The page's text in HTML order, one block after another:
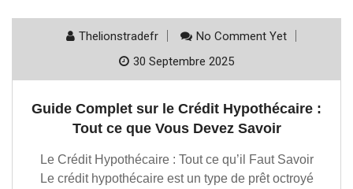
Thelionstradefr
No Comment Yet
30 Septembre 2025
Guide Complet sur le Crédit Hypothécaire :
Tout ce que Vous Devez Savoir
Le Crédit Hypothécaire : Tout ce qu’il Faut Savoir
Le crédit hypothécaire est un type de prêt octroyé